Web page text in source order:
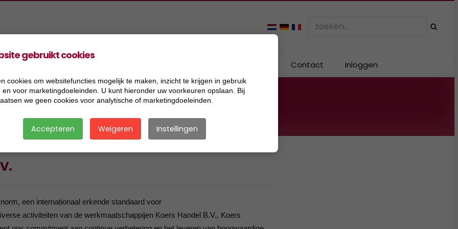
Aannemingen BV
Handel BV
Research BV
Transport BV
BV
2026
2025
2024
2023
2020
2019
Acceptatiecriteria
Algemene voorwaarden
Certificaat BRL 2506
Certificaat BRL 9321
Certificaat VCA
Disclaimer
Contact Inloggen
een internationaal erkende standaard voor
activiteiten van de werkmaatschappijen Koers Handel B.V., Koers
gebruikt cookies
cookies om websitefuncties mogelijk te maken, inzicht te krijgen in gebruik
en voor marketingdoeleinden. U kunt hieronder uw voorkeuren opslaan. Bij
we geen cookies voor analytische of marketingdoeleinden.
Accepteren Weigeren Instellingen